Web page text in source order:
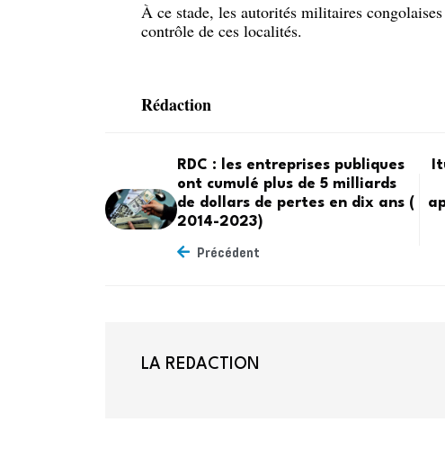
À ce stade, les autorités militaires
contrôle de ces localités.
Rédaction
RDC : les entreprises publiques
ont cumulé plus de 5 milliards
de dollars de pertes en dix ans (
2014-2023)
Précédent
LA REDACTION